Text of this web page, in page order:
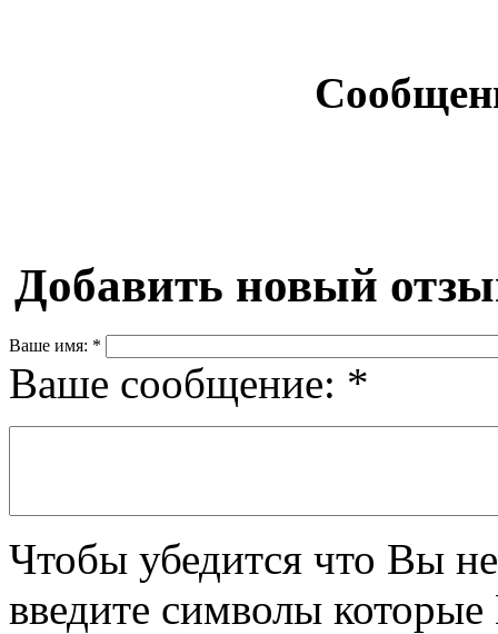
Добавить новый
Ваше имя: *
Ваше сообщение: *
Чтобы убедится что Вы
введите символы